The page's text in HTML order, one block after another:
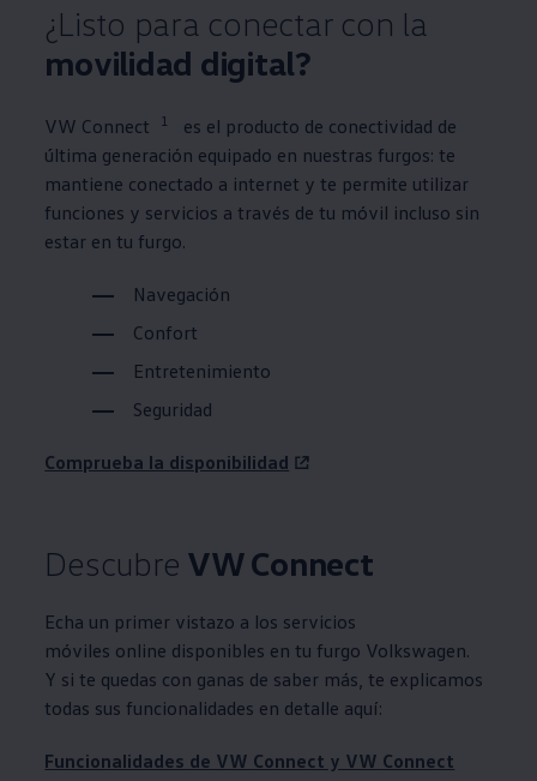
¿Listo para conectar con la
movilidad digital?
VW Connect 1
es el producto de conectividad de
última generación equipado en nuestras furgos: te
mantiene conectado a internet y te permite utilizar
funciones y servicios a través de tu móvil incluso sin
estar en tu furgo.
Navegación
Confort
Entretenimiento
Seguridad
Comprueba la disponibilidad
Descubre VW Connect
Echa un primer vistazo a los servicios
móviles online disponibles en tu furgo Volkswagen.
Y si te quedas con ganas de saber más, te explicamos
todas sus funcionalidades en detalle aquí:
Funcionalidades de VW Connect y VW Connect